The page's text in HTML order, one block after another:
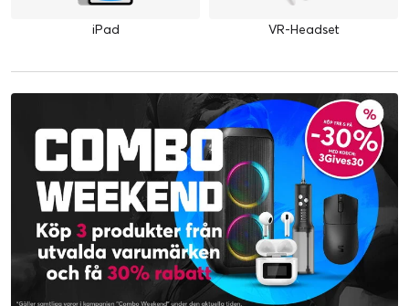
iPad VR-Headset